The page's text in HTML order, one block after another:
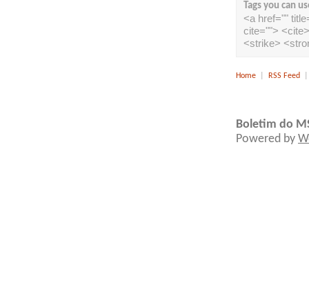
Tags you can
<a href=""
cite="">
<strike>
Home RSS Feed
Boletim do
Powered by